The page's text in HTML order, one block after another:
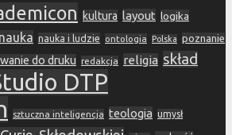
kultura layout logika
nauka nauka i ludzie ontologia Polska poznanie
do druku redakcja religia skład
DTP
sztuczna inteligencja teologia umysł